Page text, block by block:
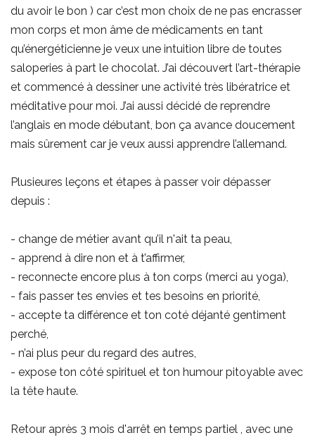
du avoir le bon ) car c’est mon choix de ne pas encrasser
mon corps et mon âme de médicaments en tant
qu’énergéticienne je veux une intuition libre de toutes
saloperies à part le chocolat. J’ai découvert l’art-thérapie
et commencé à dessiner une activité très libératrice et
méditative pour moi. J’ai aussi décidé de reprendre
l’anglais en mode débutant, bon ça avance doucement
mais sûrement car je veux aussi apprendre l’allemand.
Plusieures leçons et étapes à passer voir dépasser
depuis :
- change de métier avant qu’il n'ait ta peau,
- apprend à dire non et à t’affirmer,
- reconnecte encore plus à ton corps (merci au yoga),
- fais passer tes envies et tes besoins en priorité,
- accepte ta différence et ton coté déjanté gentiment
perché,
- n’ai plus peur du regard des autres,
- expose ton côté spirituel et ton humour pitoyable avec
la tête haute.
Retour après 3 mois d'arrêt en temps partiel , avec une